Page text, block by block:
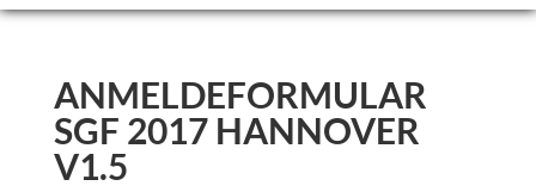
ANMELDEFORMULAR
SGF 2017 HANNOVER
V1.5